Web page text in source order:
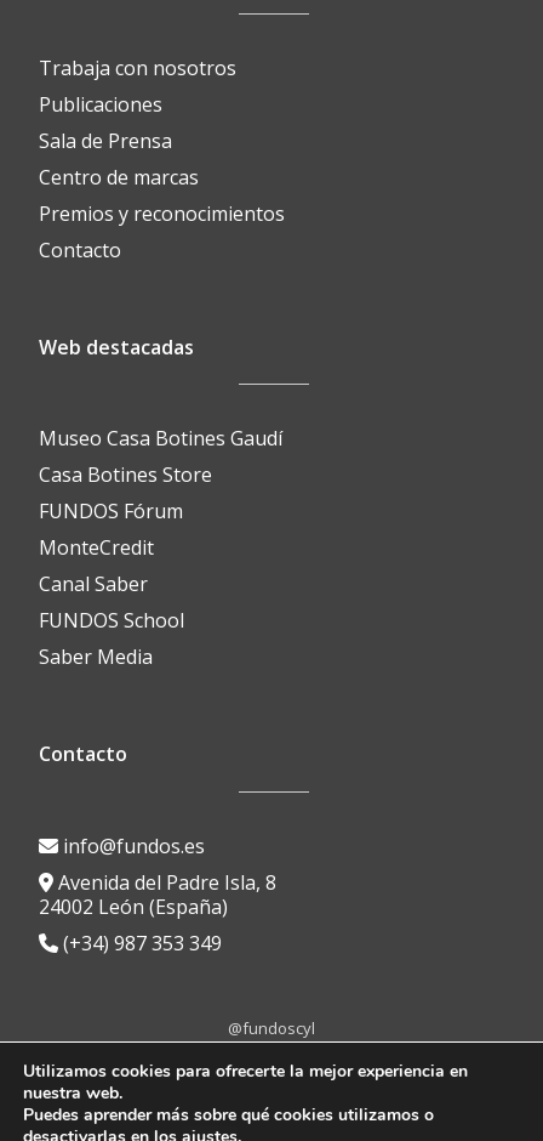
Trabaja con nosotros
Publicaciones
Sala de Prensa
Centro de marcas
Premios y reconocimientos
Contacto
Web destacadas
Museo Casa Botines Gaudí
Casa Botines Store
FUNDOS Fórum
MonteCredit
Canal Saber
FUNDOS School
Saber Media
Contacto
info@fundos.es
Avenida del Padre Isla, 8
24002 León (España)
(+34) 987 353 349
@fundoscyl
Menú
secundario
fa-
facebook
fa-
fa-
fa-
youtube-
play
fa-
linkedin
fa-
instagram
Aviso Legal| Política de Privacidad
Transparencia|Protocolo anti-acoso|Canal de denuncias
Utilizamos cookies para ofrecerte la mejor experiencia en
nuestra web.
Puedes aprender más sobre qué cookies utilizamos o